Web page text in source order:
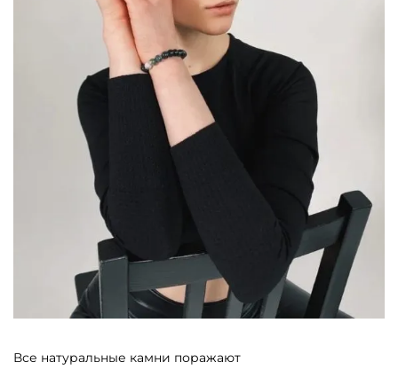
Все натуральные камни поражают